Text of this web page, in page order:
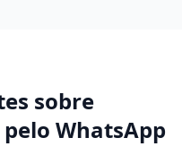
sobre
WhatsApp